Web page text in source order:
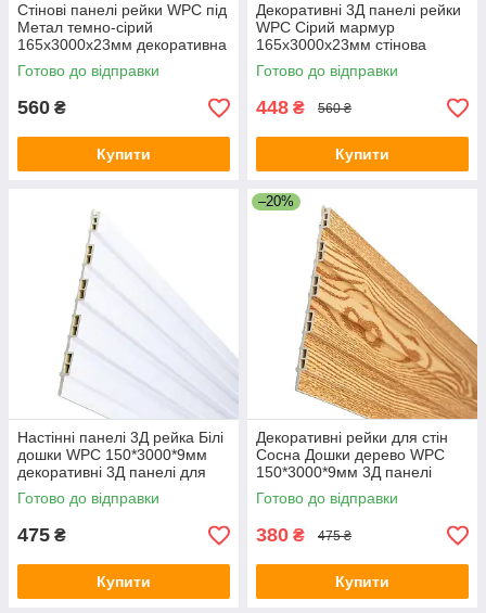
Стінові панелі рейки WPC під
Метал темно-сірий
165х3000х23мм декоративна
3Д рейка для стін композит
Готово до відправки
560 ₴
Купити
Декоративні 3Д панелі рейки
WPC Сірий мармур
165х3000х23мм стінова
рейка вертикальна композит
під дерево
Готово до відправки
448 ₴ 560 ₴
Купити
Настінні панелі 3Д рейка Білі
дошки WPC 150*3000*9мм
декоративні 3Д панелі для
стін композит під дерево
Готово до відправки
475 ₴
Купити
–20%
Декоративні рейки для стін
Сосна Дошки дерево WPC
150*3000*9мм 3Д панелі
стінові вертикальні композит
Готово до відправки
380 ₴ 475 ₴
Купити